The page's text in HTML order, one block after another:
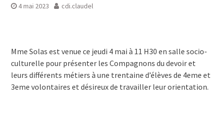
4 mai 2023 cdi.claudel
Mme Solas est venue ce jeudi 4 mai à 11 H30 en salle socio-
culturelle pour présenter les Compagnons du devoir et
leurs différents métiers à une trentaine d’élèves de 4eme et
3eme volontaires et désireux de travailler leur orientation.